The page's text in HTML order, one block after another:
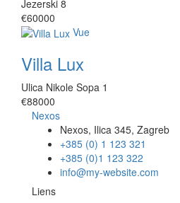
Jezerski 8
€60000
Vue
Villa Lux
Ulica Nikole Sopa 1
€88000
Nexos
Nexos, Ilica 345, Zagreb
+385 (0) 1 123 321
+385 (0)1 123 322
info@my-website.com
Liens